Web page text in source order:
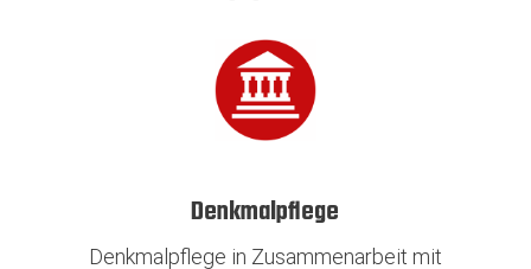
Denkmalpflege
Denkmalpflege in Zusammenarbeit mit